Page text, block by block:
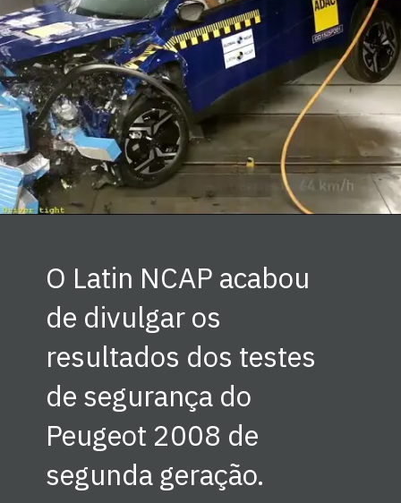
O Latin NCAP acabou
de divulgar os
resultados dos testes
de segurança do
Peugeot 2008 de